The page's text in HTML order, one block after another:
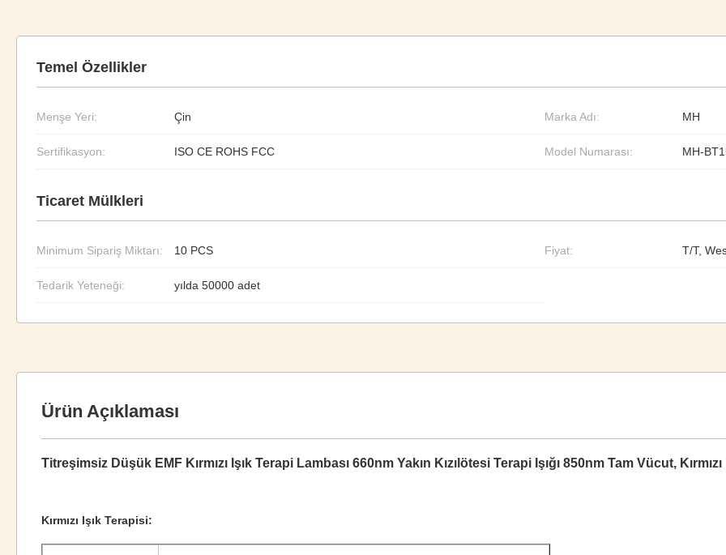
Temel Özellikler
Menşe Yeri: Çin Marka Adı: MH
Sertifikasyon: ISO CE ROHS FCC Model Numarası: MH-
Ticaret Mülkleri
Minimum Sipariş Miktarı: 10 PCS Fiyat: T/T,
Tedarik Yeteneği: yılda 50000 adet
Ürün Açıklaması
Titreşimsiz Düşük EMF Kırmızı Işık Terapi Lambası 660nm Yakın Kızılötesi Terapi Işığı 850nm Tam Vücut,
Kırmızı Işık Terapisi: